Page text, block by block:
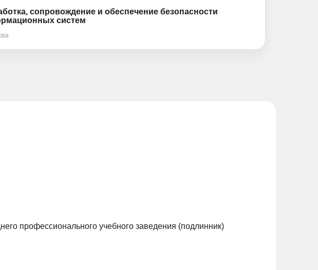
сопровождение и обеспечение безопасности
систем
профессионального учебного заведения (подлинник)